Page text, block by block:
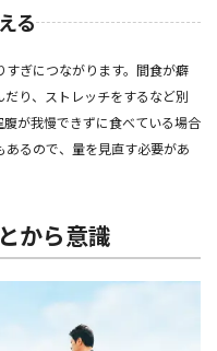
る
ぎにつながります。間食が癖
り、ストレッチをするなど別
が我慢できずに食べている場合
るので、量を見直す必要があ
から意識